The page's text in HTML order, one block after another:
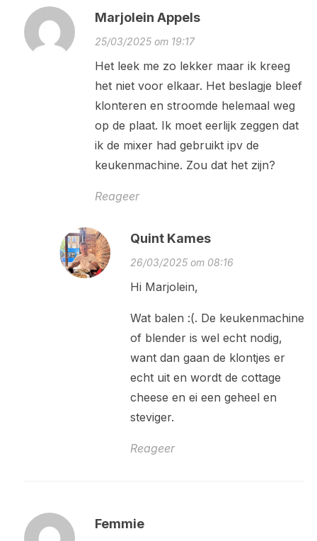
Marjolein Appels
25/03/2025 om 19:17
Het leek me zo lekker maar ik kreeg
het niet voor elkaar. Het beslagje bleef
klonteren en stroomde helemaal weg
op de plaat. Ik moet eerlijk zeggen dat
ik de mixer had gebruikt ipv de
keukenmachine. Zou dat het zijn?
Reageer
Quint Kames
26/03/2025 om 08:16
Hi Marjolein,
Wat balen :(. De keukenmachine
of blender is wel echt nodig,
want dan gaan de klontjes er
echt uit en wordt de cottage
cheese en ei een geheel en
steviger.
Reageer
Femmie